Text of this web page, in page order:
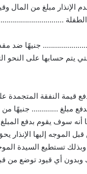
الإنذار مبلغ من
الطفلة
جنيهًا ضد مقدم
حسابها على النحو
قيمة النفقة المتجمدة
بدفع مبلغ …………. جنيهًا
سوف يقوم بدفع
الموجه إليها الإنذار
تستطيع السيدة
أي قيود توضع من